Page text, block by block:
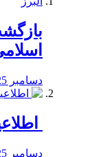
دسامبر 25, 2019
دسامبر 25, 2019